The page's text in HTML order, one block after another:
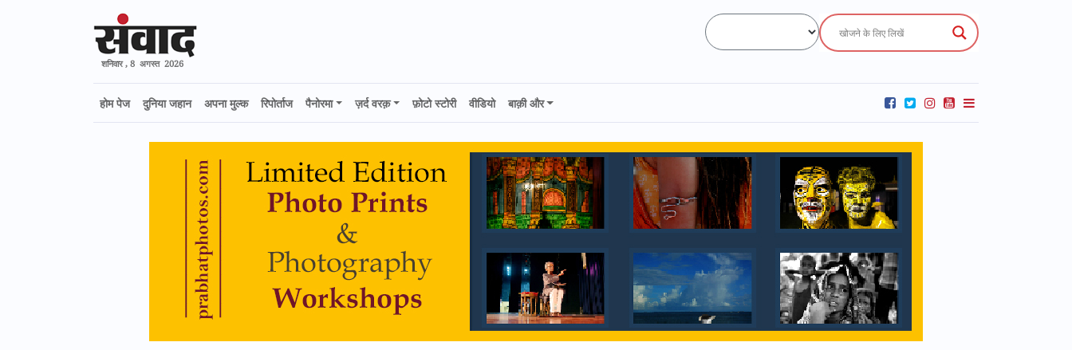
शनिवार , 8 अगस्त 2026
होम पेज दुनिया जहान अपना मुल्क रिपोर्ताज पैनोरमा ज़र्द वरक़ फ़ोटो स्टोरी वीडियो बाक़ी और